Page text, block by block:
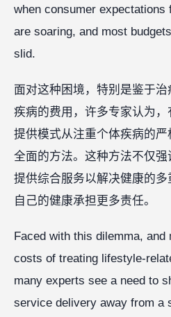
when consumer
are soaring, and most
slid.
面对这种困境，特别是鉴于
疾病的费用，许多专家认为
提供模式从注重个体疾病的
全面的方法。这种方法不仅
提供综合服务以解决健康的
自己的健康承担更多责任。
Faced with this dilemma,
costs of treating lifestyle-
many experts see a need to
service delivery away from a